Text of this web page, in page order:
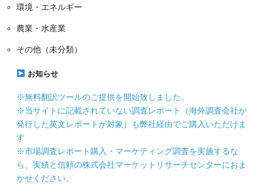
環境・エネルギー
農業・水産業
その他（未分類）
お知らせ
※無料翻訳ツールのご提供を開始致しました。
※当サイトに記載されていない調査レポート（海外調査会社が
発行した英文レポートが対象）も弊社経由でご購入いただけま
す
※市場調査レポート購入・マーケティング調査を実施するな
ら、実績と信頼の株式会社マーケットリサーチセンターにおま
かせください。